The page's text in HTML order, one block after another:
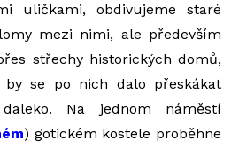
uličkami, obdivujeme staré
mezi nimi, ale především
střechy historických domů,
by se po nich dalo přeskákat
Na jednom náměstí
) gotickém kostele proběhne